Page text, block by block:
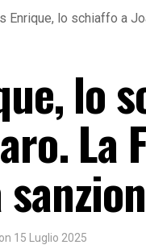
Enrique, lo schiaffo a
lo
La
on 15 Luglio 2025